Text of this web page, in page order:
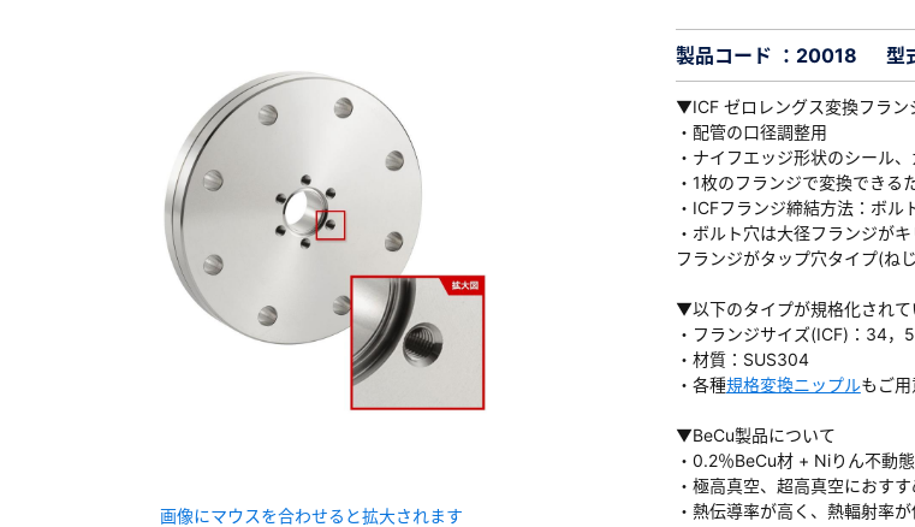
画像にマウスを合わせると拡大されます
製品コード ：20018 型
▼ICF ゼロレングス変換フラン
・配管の口径調整用
・ナイフエッジ形状のシール
・1枚のフランジで変換できる
・ICFフランジ締結方法：ボル
・ボルト穴は大径フランジが
フランジがタップ穴タイプ(ね
▼以下のタイプが規格化されて
・フランジサイズ(ICF)：34
・材質：SUS304
・各種規格変換ニップルもご
▼BeCu製品について
・0.2％BeCu材 + Niりん不動
・極高真空、超高真空におすす
・熱伝導率が高く、熱輻射率が
会社・学校・研究機関名
ダウンロードする
新規会員登録（無料）
※新規会員登録をお申し込み頂いてから本登録となるまで、数日間かかる場合があります。
また当社の判断によりお断りする場合があります。